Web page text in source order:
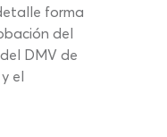
forma
del
DMV de
el